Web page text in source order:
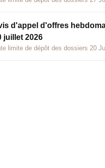
d'appel d'offres
juillet 2026
limite de dépôt des dossiers 20